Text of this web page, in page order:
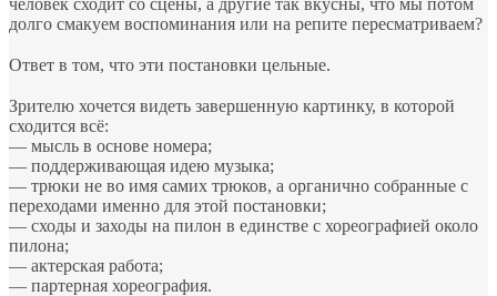
долго смакуем воспоминания или на репите пересматриваем?
Ответ в том, что эти постановки цельные.
Зрителю хочется видеть завершенную картинку, в которой
сходится всё:
— мысль в основе номера;
— поддерживающая идею музыка;
— трюки не во имя самих трюков, а органично собранные с
переходами именно для этой постановки;
— сходы и заходы на пилон в единстве с хореографией около
пилона;
— актерская работа;
— партерная хореография.